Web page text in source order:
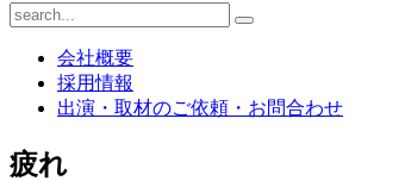
会社概要
採用情報
出演・取材のご依頼・お問合わせ
疲れ